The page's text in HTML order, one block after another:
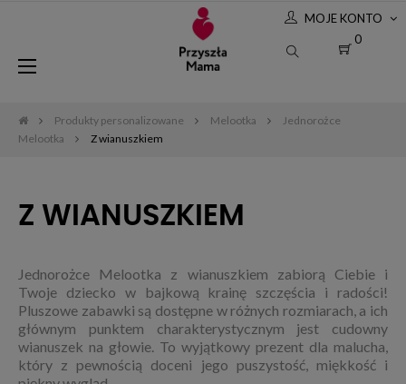
MOJE KONTO
0
Toggle
☰
Produkty personalizowane Melootka
Jednorożce
Melootka
Z wianuszkiem
Z WIANUSZKIEM
Jednorożce Melootka z wianuszkiem zabiorą Ciebie i
Twoje dziecko w bajkową krainę szczęścia i radości!
Pluszowe zabawki są dostępne w różnych rozmiarach, a ich
głównym punktem charakterystycznym jest cudowny
wianuszek na głowie. To wyjątkowy prezent dla malucha,
który z pewnością doceni jego puszystość, miękkość i